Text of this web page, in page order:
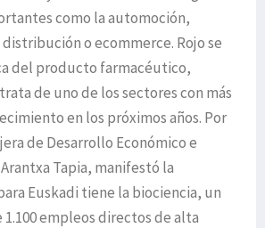
como la automoción,
o ecommerce. Rojo se
del producto farmacéutico,
de uno de los sectores con más
en los próximos años. Por
de Desarrollo Económico e
Tapia, manifestó la
Euskadi tiene la biociencia, un
1.100 empleos directos de alta